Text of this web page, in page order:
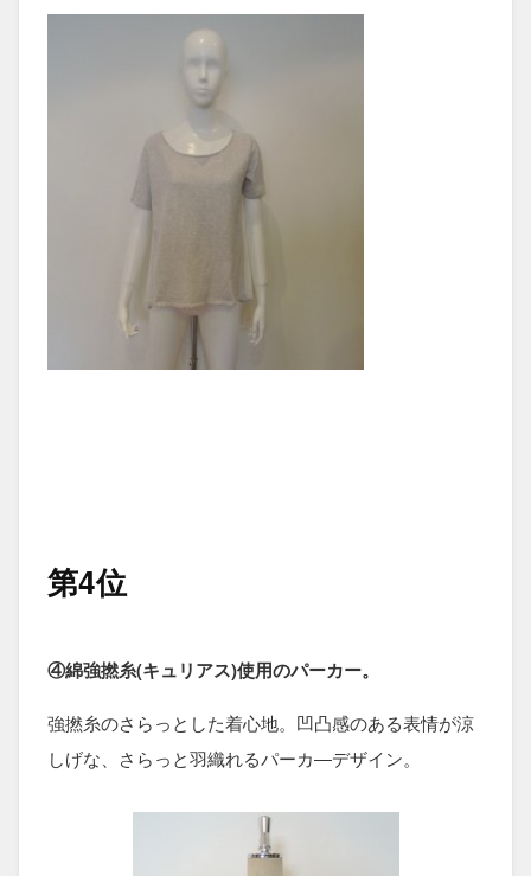
第4位
④綿強撚糸(キュリアス)使用のパーカー。
強撚糸のさらっとした着心地。凹凸感のある表情が涼
しげな、さらっと羽織れるパーカ―デザイン。